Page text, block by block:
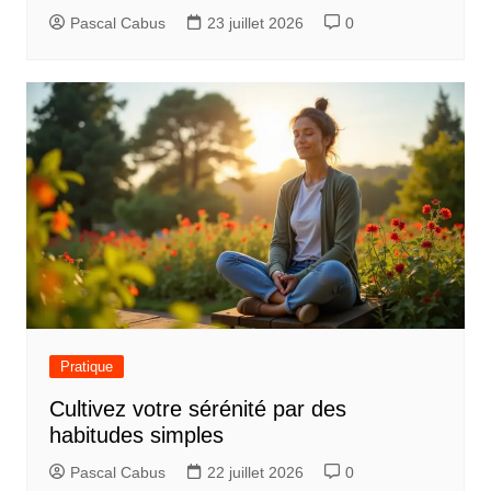
r
t
i
c
l
e
Pascal Cabus 23 juillet 2026 0
Pratique
Cultivez votre sérénité par des
habitudes simples
Pascal Cabus 22 juillet 2026 0